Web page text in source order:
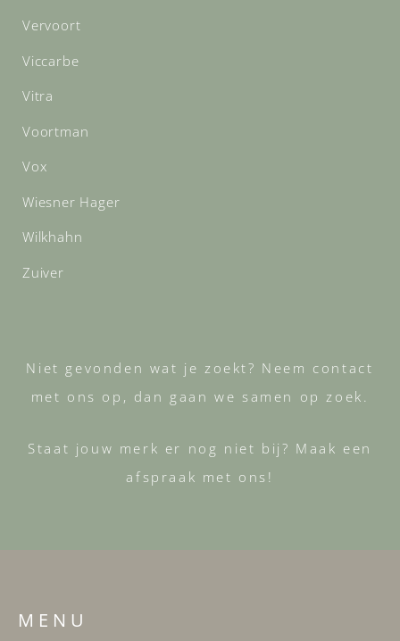
Vervoort
Viccarbe
Vitra
Voortman
Vox
Wiesner Hager
Wilkhahn
Zuiver
Niet gevonden wat je zoekt? Neem contact
met ons op, dan gaan we samen op zoek.
Staat jouw merk er nog niet bij? Maak een
afspraak met ons!
M E N U